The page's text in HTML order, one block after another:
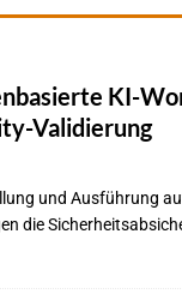
KI-
Validierung
und Ausführung
die